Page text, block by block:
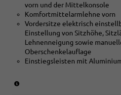
Aluminium
matt
gebürstet
silber
oder
[5TK]
Dekoreinlagen
vorn und der Mittelkonsole
Komfortmittelarmlehne vorn
Vordersitze elektrisch
Einstellung von Sitzhöhe,
Lehnenneigung sowie
Oberschenkelauflage
Einstiegsleisten mit